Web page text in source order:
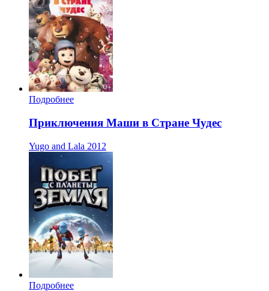
Подробнее
Приключения Маши в Стране Чудес
Yugo and Lala 2012
Подробнее